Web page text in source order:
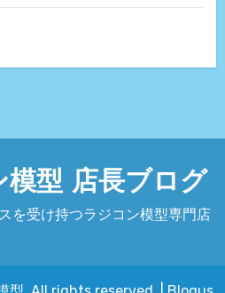
模型 店長ブログ
を受け持つラジコン模型専門店